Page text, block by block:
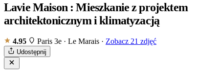
Lavie Maison : Mieszkanie z projektem
architektonicznym i klimatyzacją
4.95 Paris 3e · Le Marais · Zobacz 21 zdjęć
Udostępnij